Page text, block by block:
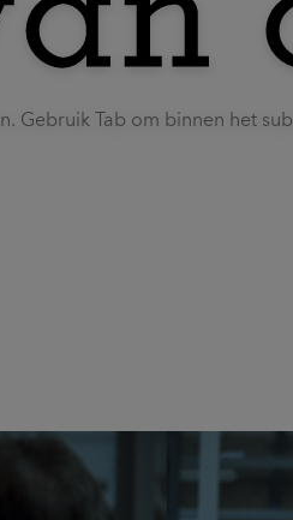
Gebruik Tab om binnen het